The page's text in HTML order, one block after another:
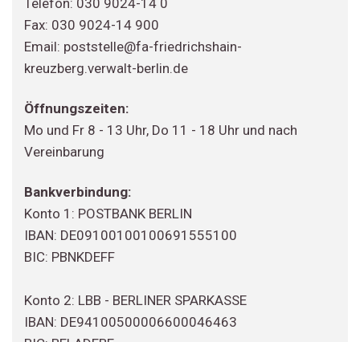
Telefon: 030 9024-14 0
Fax: 030 9024-14 900
Email: poststelle@fa-friedrichshain-
kreuzberg.verwalt-berlin.de
Öffnungszeiten:
Mo und Fr 8 - 13 Uhr, Do 11 - 18 Uhr und nach
Vereinbarung
Bankverbindung:
Konto 1: POSTBANK BERLIN
IBAN: DE09100100100691555100
BIC: PBNKDEFF
Konto 2: LBB - BERLINER SPARKASSE
IBAN: DE94100500006600046463